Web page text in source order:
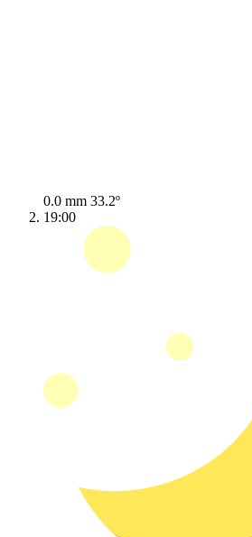
0.0 mm 33.2º
19:00